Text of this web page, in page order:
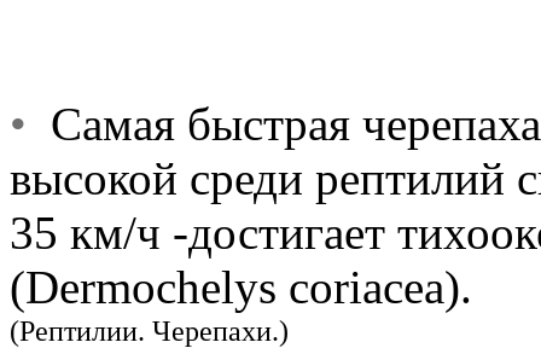
• Самая быстрая
высокой среди рептилий
35 км/ч -достигает
(Dermochelys coriacea).
(Рептилии. Черепахи.)